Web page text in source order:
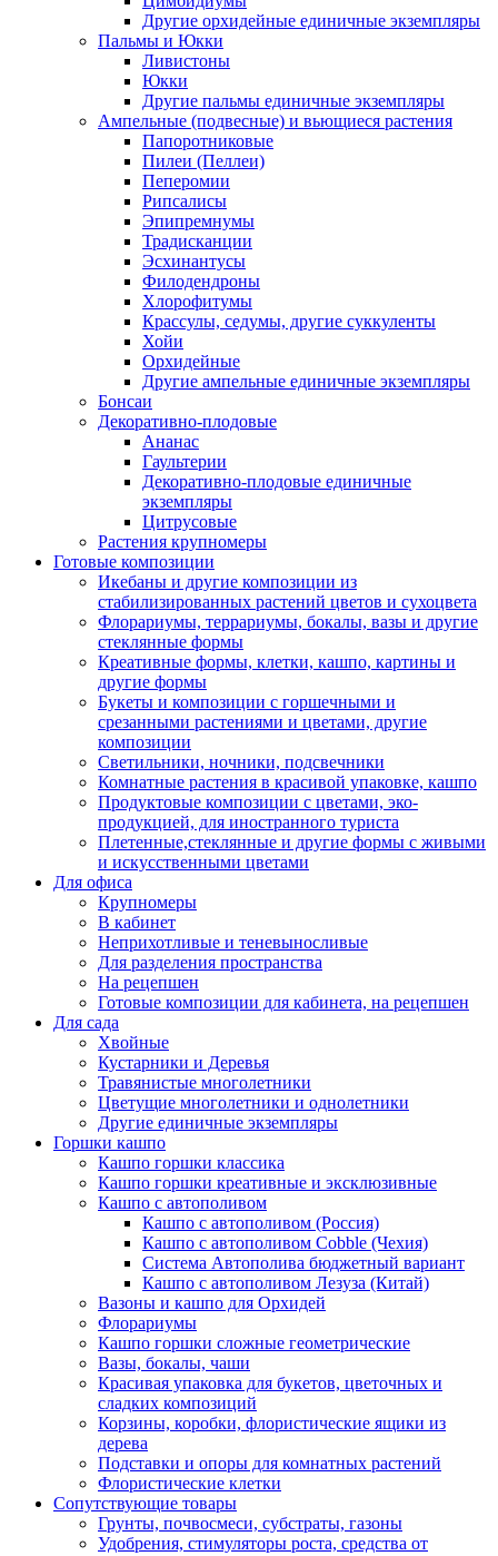
Другие орхидейные единичные экземпляры
Пальмы и Юкки
Ливистоны
Юкки
Другие пальмы единичные экземпляры
Ампельные (подвесные) и вьющиеся растения
Папоротниковые
Пилеи (Пеллеи)
Пеперомии
Рипсалисы
Эпипремнумы
Традисканции
Эсхинантусы
Филодендроны
Хлорофитумы
Крассулы, седумы, другие суккуленты
Хойи
Орхидейные
Другие ампельные единичные экземпляры
Бонсаи
Декоративно-плодовые
Ананас
Гаультерии
Декоративно-плодовые единичные
экземпляры
Цитрусовые
Растения крупномеры
Готовые композиции
Икебаны и другие композиции из
стабилизированных растений цветов и сухоцвета
Флорариумы, террариумы, бокалы, вазы и другие
стеклянные формы
Креативные формы, клетки, кашпо, картины и
другие формы
Букеты и композиции с горшечными и
срезанными растениями и цветами, другие
композиции
Светильники, ночники, подсвечники
Комнатные растения в красивой упаковке, кашпо
Продуктовые композиции с цветами, эко-
продукцией, для иностранного туриста
Плетенные,стеклянные и другие формы с живыми
и искусственными цветами
Для офиса
Крупномеры
В кабинет
Неприхотливые и теневыносливые
Для разделения пространства
На рецепшен
Готовые композиции для кабинета, на рецепшен
Для сада
Хвойные
Кустарники и Деревья
Травянистые многолетники
Цветущие многолетники и однолетники
Другие единичные экземпляры
Горшки кашпо
Кашпо горшки классика
Кашпо горшки креативные и эксклюзивные
Кашпо с автополивом
Кашпо с автополивом (Россия)
Кашпо с автополивом Cobble (Чехия)
Система Автополива бюджетный вариант
Кашпо с автополивом Лезуза (Китай)
Вазоны и кашпо для Орхидей
Флорариумы
Кашпо горшки сложные геометрические
Вазы, бокалы, чаши
Красивая упаковка для букетов, цветочных и
сладких композиций
Корзины, коробки, флористические ящики из
дерева
Подставки и опоры для комнатных растений
Флористические клетки
Сопутствующие товары
Грунты, почвосмеси, субстраты, газоны
Удобрения, стимуляторы роста, средства от